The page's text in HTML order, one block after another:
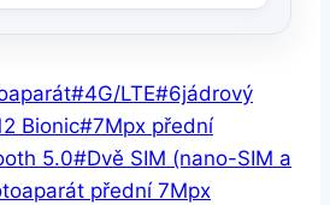
#4G/LTE#6jádrový
Bionic#7Mpx přední
5.0#Dvě SIM (nano-SIM a
přední 7Mpx